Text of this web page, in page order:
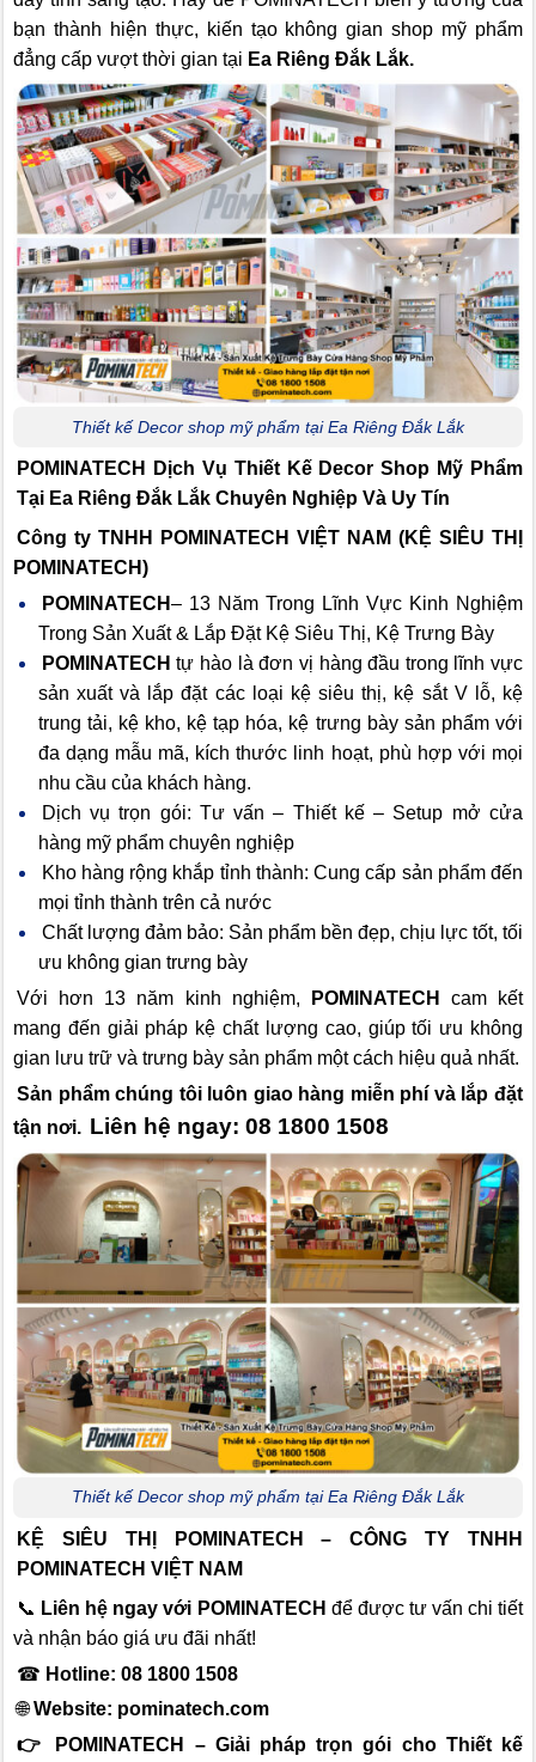
bạn thành hiện thực, kiến tạo không gian shop mỹ phẩm
đẳng cấp vượt thời gian tại Ea Riêng Đắk Lắk.
Thiết kế Decor shop mỹ phẩm tại Ea Riêng Đắk Lắk
POMINATECH Dịch Vụ Thiết Kế Decor Shop Mỹ Phẩm
Tại Ea Riêng Đắk Lắk Chuyên Nghiệp Và Uy Tín
Công ty TNHH POMINATECH VIỆT NAM (KỆ SIÊU THỊ
POMINATECH)
POMINATECH– 13 Năm Trong Lĩnh Vực Kinh Nghiệm
Trong Sản Xuất & Lắp Đặt Kệ Siêu Thị, Kệ Trưng Bày
POMINATECHtự hào là đơn vị hàng đầu trong lĩnh vực
sản xuất và lắp đặt các loại kệ siêu thị, kệ sắt V lỗ, kệ
trung tải, kệ kho, kệ tạp hóa, kệ trưng bày sản phẩm với
đa dạng mẫu mã, kích thước linh hoạt, phù hợp với mọi
nhu cầu của khách hàng.
Dịch vụ trọn gói: Tư vấn – Thiết kế – Setup mở cửa
hàng mỹ phẩm chuyên nghiệp
Kho hàng rộng khắp tỉnh thành: Cung cấp sản phẩm đến
mọi tỉnh thành trên cả nước
Chất lượng đảm bảo: Sản phẩm bền đẹp, chịu lực tốt, tối
ưu không gian trưng bày
Với hơn 13 năm kinh nghiệm,
POMINATECH
cam kết
mang đến giải pháp kệ chất lượng cao, giúp tối ưu không
gian lưu trữ và trưng bày sản phẩm một cách hiệu quả nhất.
Sản phẩm chúng tôi luôn giao hàng miễn phí và lắp đặt
tận nơi. Liên hệ ngay: 08 1800 1508
Thiết kế Decor shop mỹ phẩm tại Ea Riêng Đắk Lắk
KỆ SIÊU THỊ POMINATECH – CÔNG TY TNHH
POMINATECH VIỆT NAM
📞 Liên hệ ngay với POMINATECH để được tư vấn chi tiết
và nhận báo giá ưu đãi nhất!
☎ Hotline: 08 1800 1508
🌐Website: pominatech.com
👉 POMINATECH – Giải pháp trọn gói cho Thiết kế